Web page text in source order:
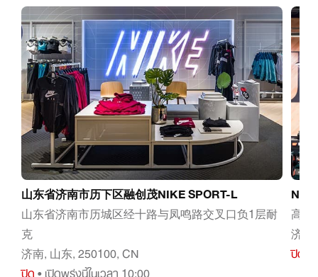
山东省济南市历下区融创茂NIKE SPORT-L
山东省济南市历城区经十路与凤鸣路交叉口负1层耐
克
济南, 山东, 250100, CN
ปิด• เปิดพรุ่งนี้ในเวลา 10:00
高
济南
ปิด